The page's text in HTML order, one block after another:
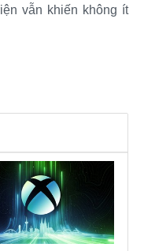
vẫn khiến không ít